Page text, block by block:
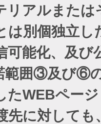
アルまたは
は別個独立
可能化、及
囲③及び⑥の
たWEBペー
先に対して